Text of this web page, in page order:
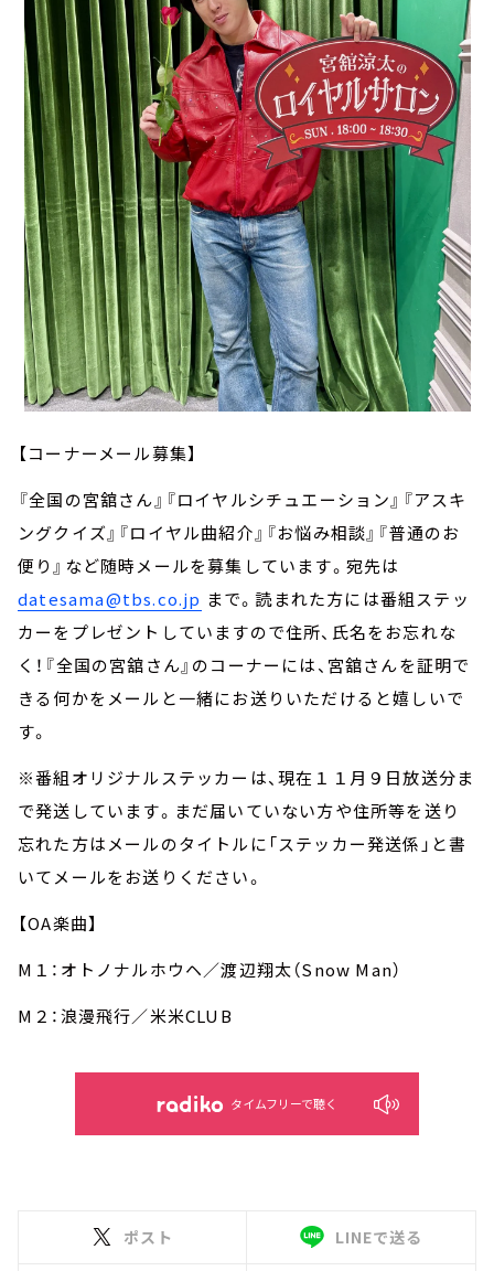
【コーナーメール募集】
『全国の宮舘さん』『ロイヤルシチュエーション』『アスキ
ングクイズ』『ロイヤル曲紹介』『お悩み相談』『普通のお
便り』など随時メールを募集しています。宛先は
datesama@tbs.co.jp まで。読まれた方には番組ステッ
カーをプレゼントしていますので住所、氏名をお忘れな
く！『全国の宮舘さん』のコーナーには、宮舘さんを証明で
きる何かをメールと一緒にお送りいただけると嬉しいで
す。
※番組オリジナルステッカーは、現在１１月９日放送分ま
で発送しています。まだ届いていない方や住所等を送り
忘れた方はメールのタイトルに「ステッカー発送係」と書
いてメールをお送りください。
【OA楽曲】
M１：オトノナルホウヘ／渡辺翔太（Snow Man）
M２：浪漫飛行／米米CLUB
タイムフリーで聴く
ポスト LINEで送る